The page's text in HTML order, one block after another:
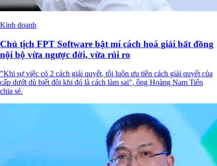
Kinh doanh
Chủ tịch FPT Software bật mí cách hoá giải bất đồng
nội bộ vừa ngược đời, vừa rủi ro
"Khi sự việc có 2 cách giải quyết, tôi luôn ưu tiên cách giải quyết của
cấp dưới dù biết đôi khi đó là cách làm sai", ông Hoàng Nam Tiến
chia sẻ.